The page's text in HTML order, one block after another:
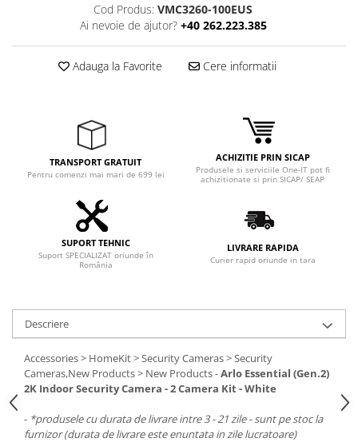
Componente PC
Placi de Baza
Memorii
Hard Disc-uri
Surse
Cooler
Servere & Componente
Cod Produs: VMC3260-100EUS
Ai nevoie de ajutor? +40 262.223.385
Adauga la Favorite Cere informatii
TRANSPORT GRATUIT
Pentru comenzi mai mari de 699 lei
ACHIZITIE PRIN SICAP
Produsele si serviciile One-IT pot fi
achizitionate si prin SICAP/ SEAP
SUPORT TEHNIC
Suport SPECIALIZAT oriunde în
România
LIVRARE RAPIDA
Curier rapid oriunde in tara
Descriere
Accessories > HomeKit > Security Cameras > Security
Cameras,New Products > New Products -Arlo Essential (Gen.2)
2K Indoor Security Camera - 2 Camera Kit - White
- *produsele cu durata de livrare intre 3 - 21 zile - sunt pe stoc la
furnizor (durata de livrare este enuntata in zile lucratoare)